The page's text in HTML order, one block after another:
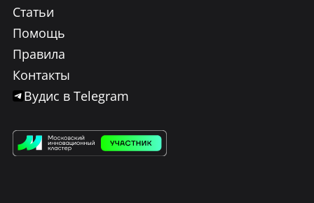
Статьи
Помощь
Правила
Контакты
Вудис в Telegram